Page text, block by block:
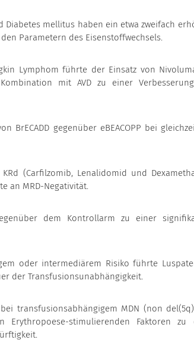
Diabetes mellitus haben ein etwa zweifach
Parametern des Eisenstoffwechsels.
Lymphom führte der Einsatz von
mit AVD zu einer
BrECADD gegenüber eBEACOPP bei
(Carfilzomib, Lenalidomid und
an MRD-Negativität.
dem Kontrollarm zu einer
oder intermediärem Risiko führte
der Transfusionsunabhängigkeit.
transfusionsabhängigem MDN (non
stimulierenden Faktoren zu